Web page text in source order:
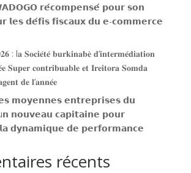
𝗿𝗲́𝗰𝗼𝗺𝗽𝗲𝗻𝘀𝗲́ 𝗽𝗼𝘂𝗿 𝘀𝗼𝗻
𝗹𝗲𝘀 𝗱𝗲́𝗳𝗶𝘀 𝗳𝗶𝘀𝗰𝗮𝘂𝘅 𝗱𝘂 𝗲-𝗰𝗼𝗺𝗺𝗲𝗿𝗰𝗲
l𝐚 𝐒𝐨𝐜𝐢𝐞́𝐭𝐞́ 𝐛𝐮𝐫𝐤𝐢𝐧𝐚𝐛𝐞̀ 𝐝’𝐢𝐧𝐭𝐞𝐫𝐦𝐞́𝐝𝐢𝐚𝐭𝐢𝐨𝐧
𝐒𝐮𝐩𝐞𝐫 𝐜𝐨𝐧𝐭𝐫𝐢𝐛𝐮𝐚𝐛𝐥𝐞 𝐞𝐭 𝐈𝐫𝐞𝐢𝐭𝐨𝐫𝐚 𝐒𝐨𝐦𝐝𝐚
𝐝𝐞 𝐥’𝐚𝐧𝐧𝐞́𝐞
𝗺𝗼𝘆𝗲𝗻𝗻𝗲𝘀 𝗲𝗻𝘁𝗿𝗲𝗽𝗿𝗶𝘀𝗲𝘀 𝗱𝘂
𝗻𝗼𝘂𝘃𝗲𝗮𝘂 𝗰𝗮𝗽𝗶𝘁𝗮𝗶𝗻𝗲 𝗽𝗼𝘂𝗿
𝗱𝘆𝗻𝗮𝗺𝗶𝗾𝘂𝗲 𝗱𝗲 𝗽𝗲𝗿𝗳𝗼𝗿𝗺𝗮𝗻𝗰𝗲
récents